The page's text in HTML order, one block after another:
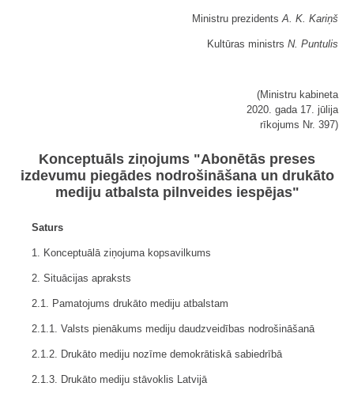
Ministru prezidentsA. K. Kariņš
Kultūras ministrs N. Puntulis
(Ministru kabineta
2020. gada 17. jūlija
rīkojums Nr. 397)
Konceptuāls ziņojums "Abonētās preses
izdevumu piegādes nodrošināšana un drukāto
mediju atbalsta pilnveides iespējas"
Saturs
1. Konceptuālā ziņojuma kopsavilkums
2. Situācijas apraksts
2.1. Pamatojums drukāto mediju atbalstam
2.1.1. Valsts pienākums mediju daudzveidības nodrošināšanā
2.1.2. Drukāto mediju nozīme demokrātiskā sabiedrībā
2.1.3. Drukāto mediju stāvoklis Latvijā